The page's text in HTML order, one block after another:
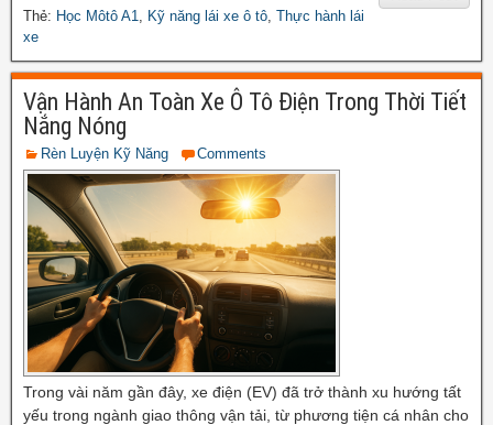
Thẻ: Học Môtô A1 Kỹ năng lái xe ô tô Thực hành lái
xe
Vận Hành An Toàn Xe Ô Tô Điện Trong Thời Tiết
Nắng Nóng
Rèn Luyện Kỹ Năng Comments
Trong vài năm gần đây, xe điện (EV) đã trở thành xu hướng tất
yếu trong ngành giao thông vận tải, từ phương tiện cá nhân cho